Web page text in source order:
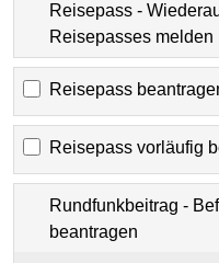
Reisepass -
Reisepasses melden
Reisepass
Reisepass vorläufig
Rundfunkbeitrag -
beantragen